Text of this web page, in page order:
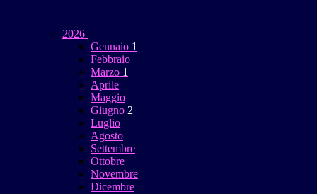
2026
Gennaio 1
Febbraio
Marzo 1
Aprile
Maggio
Giugno 2
Luglio
Agosto
Settembre
Ottobre
Novembre
Dicembre